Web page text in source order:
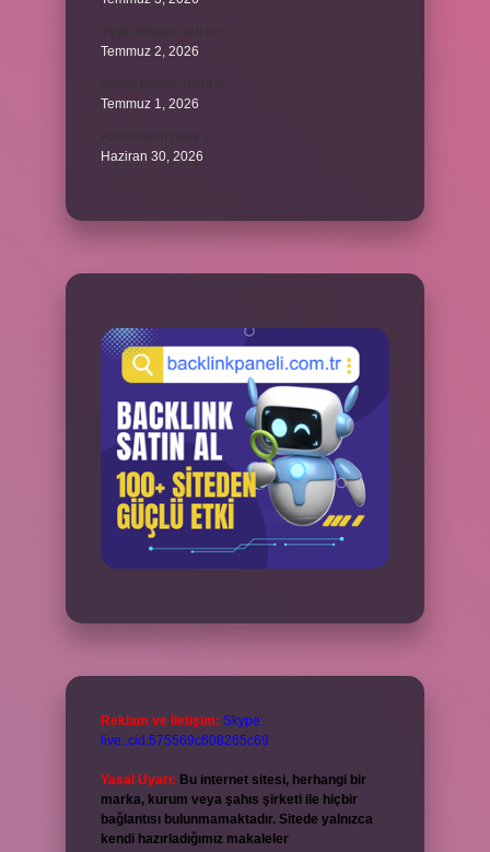
Temmuz 2, 2026
Temmuz 1, 2026
Haziran 30, 2026
Reklam ve İletişim: Skype:
live:.cid.575569c608265c69
Yasal Uyarı: Bu internet sitesi, herhangi bir
marka, kurum veya şahıs şirketi ile hiçbir
bağlantısı bulunmamaktadır. Sitede yalnızca
kendi hazırladığımız makaleler